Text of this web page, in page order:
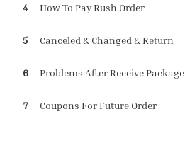
4 How To Pay Rush Order
5 Canceled & Changed & Return
6 Problems After Receive Package
7 Coupons For Future Order